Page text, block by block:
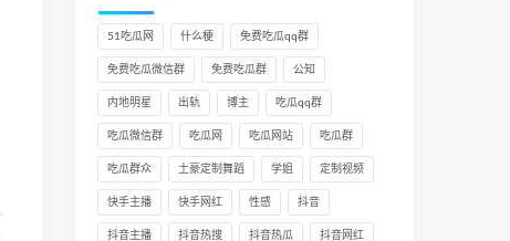
51吃瓜网 什么梗 免费吃瓜qq群
免费吃瓜微信群 免费吃瓜群 公知
内地明星 出轨 博主 吃瓜qq群
吃瓜微信群 吃瓜网 吃瓜网站 吃瓜群
吃瓜群众 土豪定制舞蹈 学姐 定制视频
快手主播 快手网红 性感 抖音
抖音主播 抖音热搜 抖音热瓜 抖音网红